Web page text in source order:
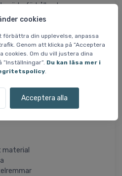
cookies
förbättra din upplevelse, anpassa
Genom att klicka på ”Acceptera
cookies. Om du vill justera dina
Du kan läsa mer i
.
Acceptera alla
väderförhållanden.
till praktisk ryggsäck.
innehållet från stötar och slag,
till att hålla små föremål
organiserade.
av återvunnen plast, vilket
val.